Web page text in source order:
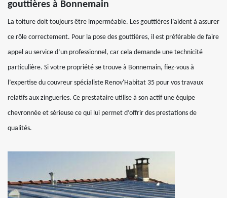
gouttières à Bonnemain
La toiture doit toujours être imperméable. Les gouttières l’aident à assurer
ce rôle correctement. Pour la pose des gouttières, il est préférable de faire
appel au service d’un professionnel, car cela demande une technicité
particulière. Si votre propriété se trouve à Bonnemain, fiez-vous à
l’expertise du couvreur spécialiste Renov'Habitat 35 pour vos travaux
relatifs aux zingueries. Ce prestataire utilise à son actif une équipe
chevronnée et sérieuse ce qui lui permet d’offrir des prestations de
qualités.